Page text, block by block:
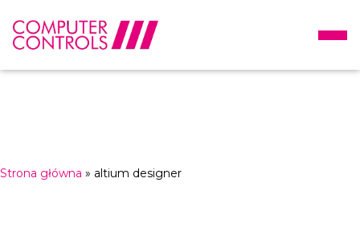
Strona główna » altium designer